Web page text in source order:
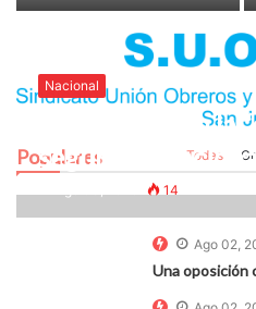
inflación para julio y
Populares Todas
Nacional
Ahora quieren la
seguridad
14
Ago 02,
Una oposición